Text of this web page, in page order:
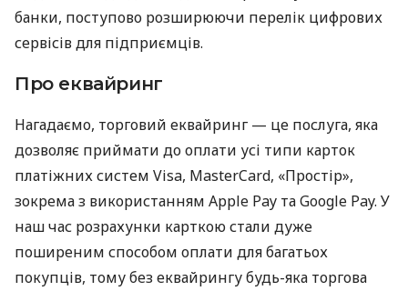
банки, поступово розширюючи перелік цифрових
сервісів для підприємців.
Про еквайринг
Нагадаємо, торговий еквайринг — це послуга, яка
дозволяє приймати до оплати усі типи карток
платіжних систем Visa, MasterCard, «Простір»,
зокрема з використанням Apple Pay та Google Pay. У
наш час розрахунки карткою стали дуже
поширеним способом оплати для багатьох
покупців, тому без еквайрингу будь-яка торгова